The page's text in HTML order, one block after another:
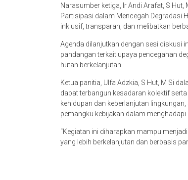
Narasumber ketiga, Ir Andi Arafat, S
Partisipasi dalam Mencegah Degradasi
inklusif, transparan, dan melibatkan
Agenda dilanjutkan dengan sesi diskusi
pandangan terkait upaya pencegahan
hutan berkelanjutan.
Ketua panitia, Ulfa Adzkia, S Hut, M Si
dapat terbangun kesadaran kolektif
kehidupan dan keberlanjutan
pemangku kebijakan dalam menghadapi
“Kegiatan ini diharapkan mampu
yang lebih berkelanjutan dan berbasis